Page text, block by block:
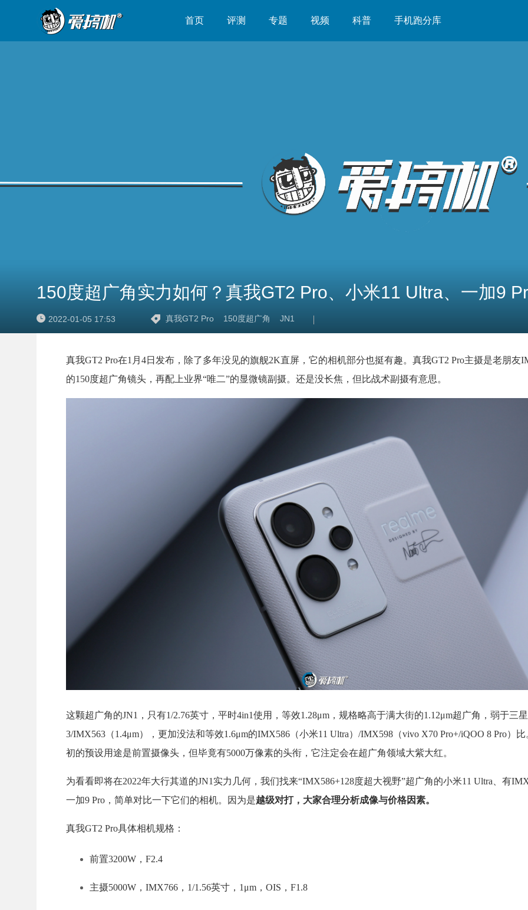
首页 评测 专题 视频 科普 手机跑分库
150度超广角实力如何？真我GT2 Pro、小米11 Ultra、一加9
2022-01-05 17:53 真我GT2 Pro 150度超广角 JN1
真我GT2 Pro在1月4日发布，除了多年没见的旗舰2K直屏，它的相机部分也挺有趣。真我GT2 Pro主摄是老朋友
的150度超广角镜头，再配上业界“唯二”的显微镜副摄。还是没长焦，但比战术副摄有意思。
这颗超广角的JN1，只有1/2.76英寸，平时4in1使用，等效1.28μm，规格略高于满大街的1.12μm超广角，弱于三
3/IMX563（1.4μm），更加没法和等效1.6μm的IMX586（小米11 Ultra）/IMX598（vivo X70 Pro+/iQOO 8 Pro）
初的预设用途是前置摄像头，但毕竟有5000万像素的头衔，它注定会在超广角领域大紫大红。
为看看即将在2022年大行其道的JN1实力几何，我们找来“IMX586+128度超大视野”超广角的小米11 Ultra、有
一加9 Pro，简单对比一下它们的相机。因为是越级对打，大家合理分析成像与价格因素。
真我GT2 Pro具体相机规格：
前置3200W，F2.4
主摄5000W，IMX766，1/1.56英寸，1μm，OIS，F1.8